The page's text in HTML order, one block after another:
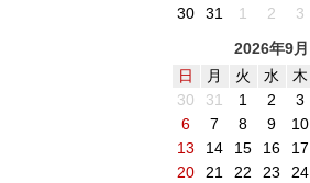
30
31 1 2 3
2026年9月
日
月 火 水 木
30
31 1 2 3
6
7 8 9 10
13
14 15 16 17
20
21 22 23 24